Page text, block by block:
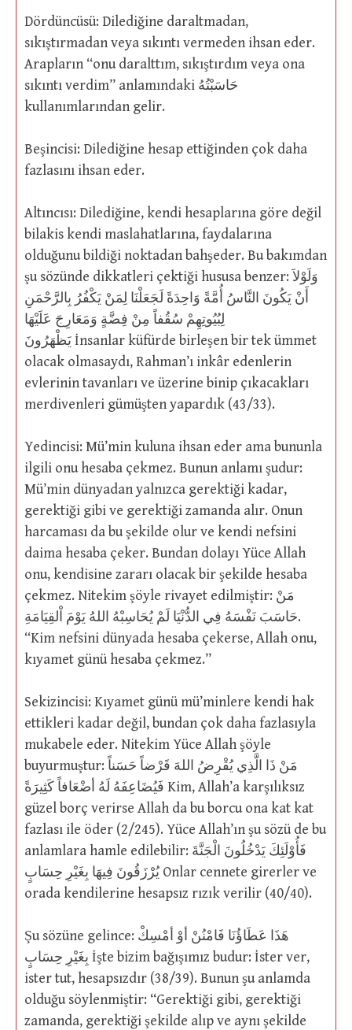
Dördüncüsü: Dilediğine daraltmadan,
sıkıştırmadan veya sıkıntı vermeden ihsan eder.
Arapların “onu daralttım, sıkıştırdım veya ona
sıkıntı verdim” anlamındaki حَاسَبْتُهُ
kullanımlarından gelir.
Beşincisi: Dilediğine hesap ettiğinden çok daha
fazlasını ihsan eder.
Altıncısı: Dilediğine, kendi hesaplarına göre değil
bilakis kendi maslahatlarına, faydalarına
olduğunu bildiği noktadan bahşeder. Bu bakımdan
şu sözünde dikkatleri çektiği hususa benzer: وَلَوْلاَ
أَنْ يَكُونَ النَّاسُ أُمَّةً وَاحِدَةً لَجَعَلْنَا لِمَنْ يَكْفُرُ بِالرَّحْمَنِ
لِبُيُوتِهِمْ سُقُفاً مِنْ فِضَّةٍ وَمَعَارِجَ عَلَيْهَا
يَظْهَرُونَ İnsanlar küfürde birleşen bir tek ümmet
olacak olmasaydı, Rahman’ı inkâr edenlerin
evlerinin tavanları ve üzerine binip çıkacakları
merdivenleri gümüşten yapardık (43/33).
Yedincisi: Mü’min kuluna ihsan eder ama bununla
ilgili onu hesaba çekmez. Bunun anlamı şudur:
Mü’min dünyadan yalnızca gerektiği kadar,
gerektiği gibi ve gerektiği zamanda alır. Onun
harcaması da bu şekilde olur ve kendi nefsini
daima hesaba çeker. Bundan dolayı Yüce Allah
onu, kendisine zararı olacak bir şekilde hesaba
çekmez. Nitekim şöyle rivayet edilmiştir: مَنْ
حَاسَبَ نَفْسَهُ فِي الدُّنْيَا لَمْ يُحَاسِبْهُ اللهُ يَوْمَ اْلقِيَامَةِ.
“Kim nefsini dünyada hesaba çekerse, Allah onu,
kıyamet günü hesaba çekmez.”
Sekizincisi: Kıyamet günü mü’minlere kendi hak
ettikleri kadar değil, bundan çok daha fazlasıyla
mukabele eder. Nitekim Yüce Allah şöyle
buyurmuştur: مَنْ ذَا الَّذِي يُقْرِضُ اللهَ قَرْضاً حَسَناً
فَيُضَاعِفَهُ لَهُ أضْعَافاً كَثِيرَةً Kim, Allah’a karşılıksız
güzel borç verirse Allah da bu borcu ona kat kat
fazlası ile öder (2/245). Yüce Allah’ın şu sözü de bu
anlamlara hamle edilebilir: فَأُوْلَئِكَ يَدْخُلُونَ الْجَنَّةَ
يُرْزَقُونَ فِيهَا بِغَيْرِ حِسَابٍ Onlar cennete girerler ve
orada kendilerine hesapsız rızık verilir (40/40).
Şu sözüne gelince: هَذَا عَطَاؤُنَا فَامْنُنْ أوْ أمْسِكْ
بِغَيْرِ حِسَابٍ İşte bizim bağışımız budur: İster ver,
ister tut, hesapsızdır (38/39). Bunun şu anlamda
olduğu söylenmiştir: “Gerektiği gibi, gerektiği
zamanda, gerektiği şekilde alıp ve aynı şekilde